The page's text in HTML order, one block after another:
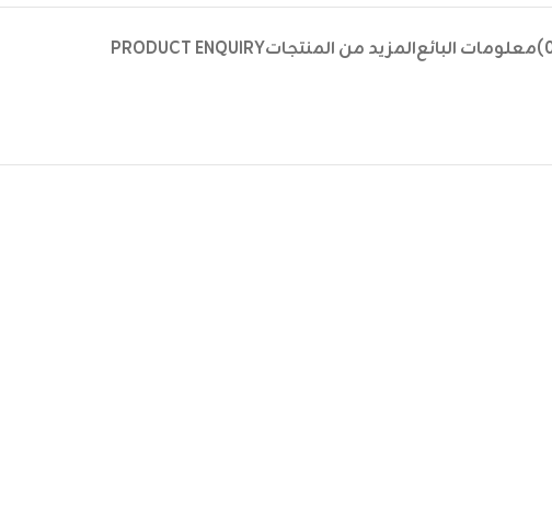
معلومات البائعالمزيد من المنتجاتPRODUCT ENQUIRY